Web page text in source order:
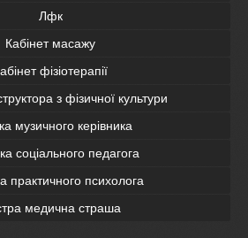
Лфк
Кабінет масажу
фізіотерапії
з фізичної культури
музичного керівника
соціального педагога
практичного психолога
медична страша